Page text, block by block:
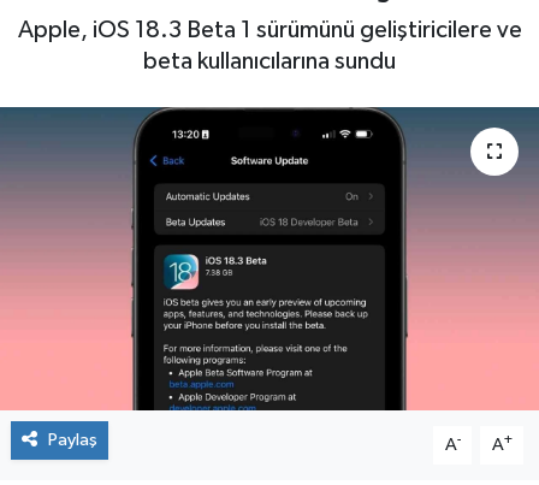
Apple, iOS 18.3 Beta 1 sürümünü geliştiricilere ve
beta kullanıcılarına sundu
Paylaş A- A+
Yaşam